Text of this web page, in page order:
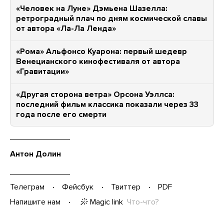
«Человек на Луне» Дэмьена Шазелла:
ретроградный плач по дням космической славы
от автора «Ла-Ла Ленда»
«Рома» Альфонсо Куарона: первый шедевр
Венецианского кинофестиваля от автора
«Гравитации»
«Другая сторона ветра» Орсона Уэллса:
последний фильм классика показали через 33
года после его смерти
Антон Долин
Телеграм Фейсбук Твиттер
PDF
Напишите нам
Magic link Что-что?